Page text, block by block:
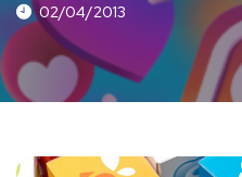
02/04/2013